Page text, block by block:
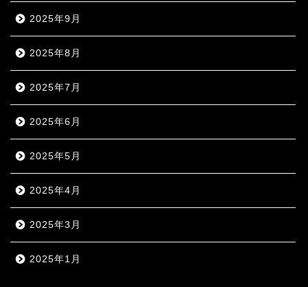
2025年9月
2025年8月
2025年7月
2025年6月
2025年5月
2025年4月
2025年3月
2025年1月